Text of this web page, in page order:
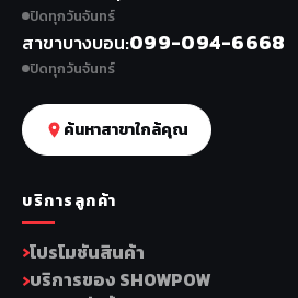
ปิดทุกวันจันทร์
สาขาบางบอน 099-094-6668
ปิดทุกวันจันทร์
ค้นหาสาขาใกล้คุณ
บริการลูกค้า
โปรโมชันสินค้า
บริการของ SHOWPOW